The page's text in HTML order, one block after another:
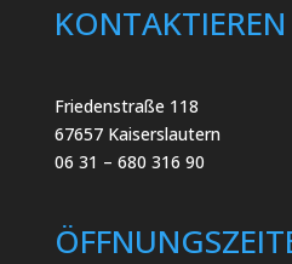
Friedenstraße 118
67657 Kaiserslautern
06 31 – 680 316 90